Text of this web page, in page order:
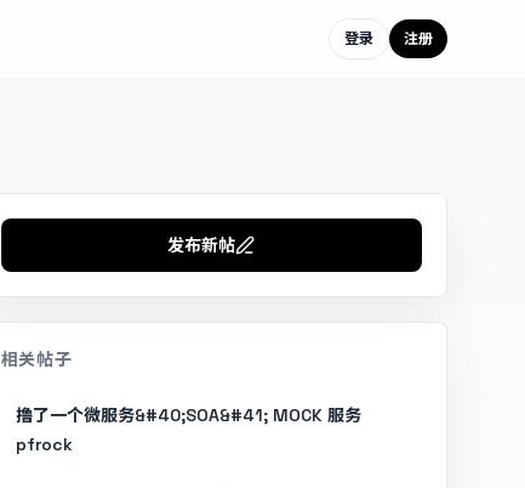
登录 注册
发布新帖
相关帖子
撸了一个微服务&#40;SOA&#41; MOCK 服务
pfrock